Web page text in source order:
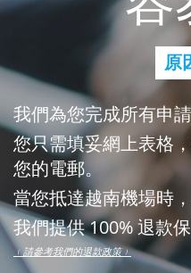
原
我們為您完成所有申
您只需填妥網上表格
您的電郵。
當您抵達越南機場時
我們提供 100% 退款
﹙請參考我們的退款政策﹚